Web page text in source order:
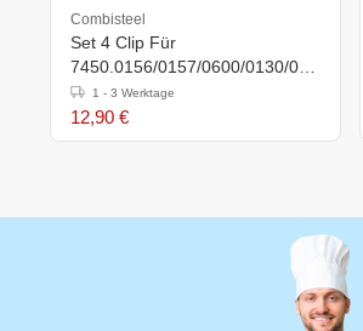
Combisteel
Set 4 Clip Für
7450.0156/0157/0600/0130/013
5/0140/0145 Rost
1 - 3 Werktage
12,90 €